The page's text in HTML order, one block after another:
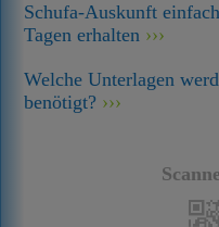
Schufa-Auskunft
Tagen erhalten
Welche Unterlagen
benötigt?